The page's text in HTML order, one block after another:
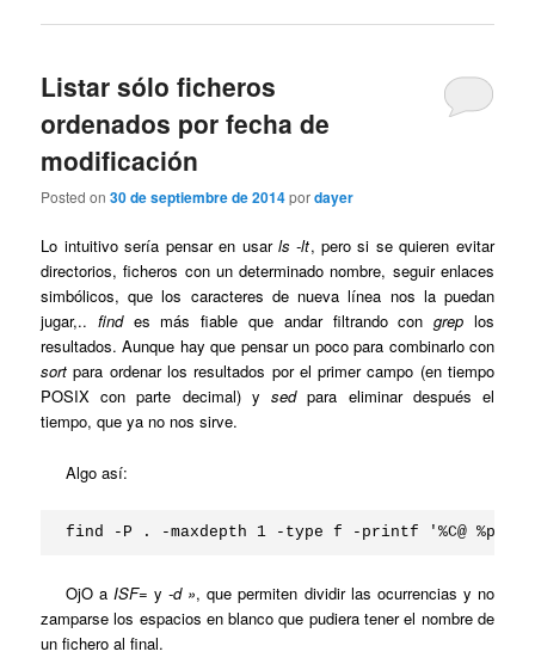
Listar sólo ficheros
ordenados por fecha de
modificación
Posted on30 de septiembre de 2014pordayer
Lo intuitivo sería pensar en usar ls -lt, pero si se quieren evitar
directorios, ficheros con un determinado nombre, seguir enlaces
simbólicos, que los caracteres de nueva línea nos la puedan
jugar,.. findes más fiable que andar filtrando congrep los
resultados. Aunque hay que pensar un poco para combinarlo con
sort para ordenar los resultados por el primer campo (en tiempo
POSIX con parte decimal) ysedpara eliminar después el
tiempo, que ya no nos sirve.
Algo así:
find -P . -maxdepth 1 -type f -printf '%C@
OjO aISF= y-d », que permiten dividir las ocurrencias y no
zamparse los espacios en blanco que pudiera tener el nombre de
un fichero al final.